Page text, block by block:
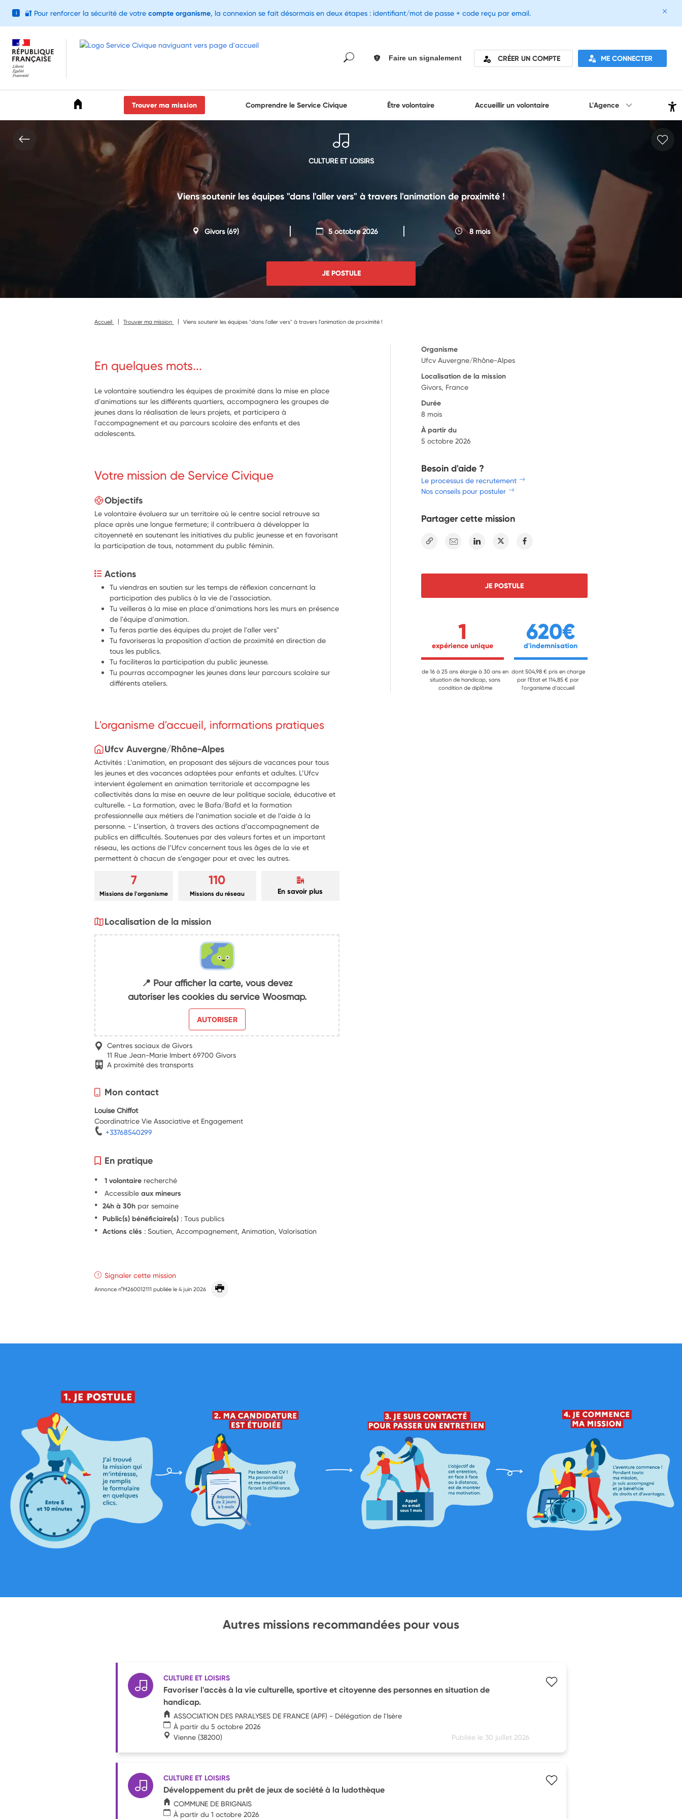
Faire un signalement CRÉER UN COMPTE ME CONNECTER
Trouver ma mission Comprendre le Service Civique Être volontaire Accueillir un volontaire L'Agence
CULTURE ET LOISIRS
Viens soutenir les équipes "dans l'aller vers" à travers l'animation de proximité !
Givors(69) 5 octobre 2026 8 mois
JE POSTULE
Accueil Trouver ma mission Viens soutenir les équipes "dans l'aller vers" à travers l'animation de proximité !
En quelques mots...
Le volontaire soutiendra les équipes de proximité dans la mise en place
d'animations sur les différents quartiers, accompagnera les groupes de
jeunes dans la réalisation de leurs projets, et participera à
l'accompagnement et au parcours scolaire des enfants et des
adolescents.
Votre mission de Service Civique
Objectifs
Le volontaire évoluera sur un territoire où le centre social retrouve sa
place après une longue fermeture; il contribuera à développer la
citoyenneté en soutenant les initiatives du public jeunesse et en favorisant
la participation de tous, notamment du public féminin.
Actions
Tu viendras en soutien sur les temps de réflexion concernant la
participation des publics à la vie de l'association.
Tu veilleras à la mise en place d'animations hors les murs en présence
de l'équipe d'animation.
Tu feras partie des équipes du projet de l'aller vers"
Tu favoriseras la proposition d'action de proximité en direction de
tous les publics.
Tu faciliteras la participation du public jeunesse.
Tu pourras accompagner les jeunes dans leur parcours scolaire sur
différents ateliers.
L'organisme d'accueil, informations pratiques
Ufcv Auvergne/Rhône-Alpes
Activités : L’animation, en proposant des séjours de vacances pour tous
les jeunes et des vacances adaptées pour enfants et adultes. L’Ufcv
intervient également en animation territoriale et accompagne les
collectivités dans la mise en oeuvre de leur politique sociale, éducative et
culturelle. - La formation, avec le Bafa/Bafd et la formation
professionnelle aux métiers de l’animation sociale et de l’aide à la
personne. - L’insertion, à travers des actions d’accompagnement de
publics en difficultés. Soutenues par des valeurs fortes et un important
réseau, les actions de l’Ufcv concernent tous les âges de la vie et
permettent à chacun de s’engager pour et avec les autres.
7
Missions de l'organisme
110
Missions du réseau En savoir plus
Localisation de la mission
📍 Pour afficher la carte, vous devez
autoriser les cookies du service Woosmap.
AUTORISER
Centres sociaux de Givors
11 Rue Jean-Marie Imbert 69700 Givors
A proximité des transports
Mon contact
Louise Chiffot
Coordinatrice Vie Associative et Engagement
+33768540299
En pratique
1 volontaire recherché
Accessibleaux mineurs
24h à 30h par semaine
Public(s) bénéficiaire(s) : Tous publics
Actions clés : Soutien, Accompagnement, Animation, Valorisation
Signaler cette mission
Annonce n°M260012111 publiée le4 juin 2026
Organisme
Ufcv Auvergne/Rhône-Alpes
Localisation de la mission
Givors, France
Durée
8 mois
À partir du
5 octobre 2026
Besoin d'aide ?
Le processus de recrutement
Nos conseils pour postuler
Partager cette mission
E-mail Linkedin Twitter
JE POSTULE
1
expérience unique
de 16 à 25 ans élargie à 30 ans en
situation de handicap, sans
condition de diplôme
620€
d'indemnisation
dont 504,98 € pris en charge
par l'Etat et 114,85 € par
l'organisme d'accueil
Autres missions recommandées pour vous
CULTURE ET LOISIRS
Favoriser l'accès à la vie culturelle, sportive et citoyenne des personnes en situation de
handicap.
ASSOCIATION DES PARALYSES DE FRANCE (APF) - Délégation de l'Isère
À partir du 5 octobre 2026
Vienne (38200) Publiée le 30 juillet 2026
CULTURE ET LOISIRS
Développement du prêt de jeux de société à la ludothèque
COMMUNE DE BRIGNAIS
À partir du 1 octobre 2026
i 🔐 Pour renforcer la sécurité de votre compte organisme, la connexion se fait désormais en deux étapes : identifiant/mot de passe + code reçu par email.